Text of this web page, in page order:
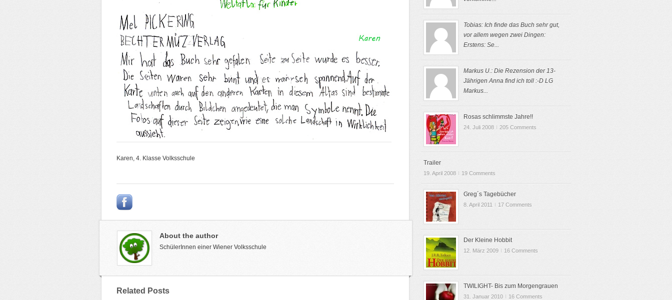
Karen, 4. Klasse Volksschule
About the author
SchülerInnen einer Wiener Volksschule
Related Posts
Tobias: Ich finde das Buch sehr gut,
vor allem wegen zwei Dingen:
Erstens: Se...
Markus U.: Die Rezension der 13-
Jährigen Anna find ich toll :-D LG
Markus...
Rosas schlimmste Jahre!!
24. Juli 2008 I 205 Comments
Trailer
19. April 2008 I 19 Comments
Greg´s Tagebücher
8. April 2011 I 17 Comments
Der Kleine Hobbit
12. März 2009 I 16 Comments
TWILIGHT- Bis zum Morgengrauen
31. Januar 2010 I 16 Comments